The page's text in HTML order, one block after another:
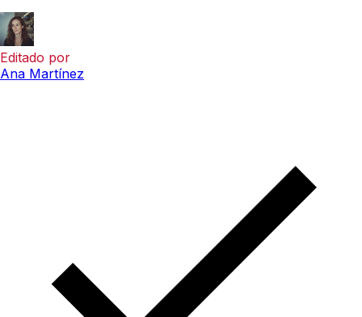
Editado por
Ana Martínez